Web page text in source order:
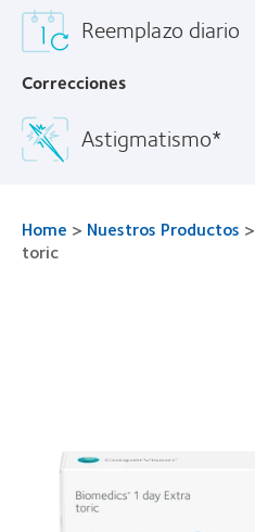
Reemplazo diario
Correcciones
Astigmatismo*
Home > Nuestros Productos >
toric